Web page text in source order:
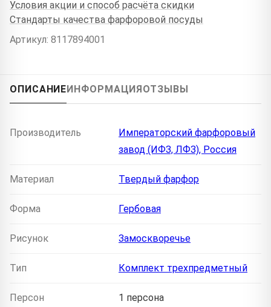
Условия акции и способ расчёта скидки
Стандарты качества фарфоровой посуды
Артикул: 8117894001
ОПИСАНИЕИНФОРМАЦИЯОТЗЫВЫ
Производитель
Императорский фарфоровый
завод (ИФЗ, ЛФЗ), Россия
Материал Твердый фарфор
Форма Гербовая
Рисунок Замоскворечье
Тип Комплект трехпредметный
Персон 1 персона